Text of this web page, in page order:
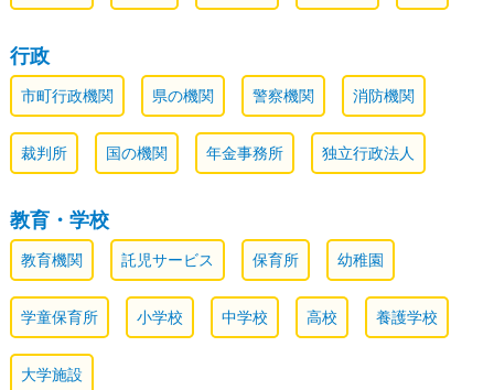
行政
市町行政機関 県の機関 警察機関 消防機関
裁判所 国の機関 年金事務所 独立行政法人
教育・学校
教育機関 託児サービス 保育所 幼稚園
学童保育所 小学校 中学校 高校 養護学校
大学施設